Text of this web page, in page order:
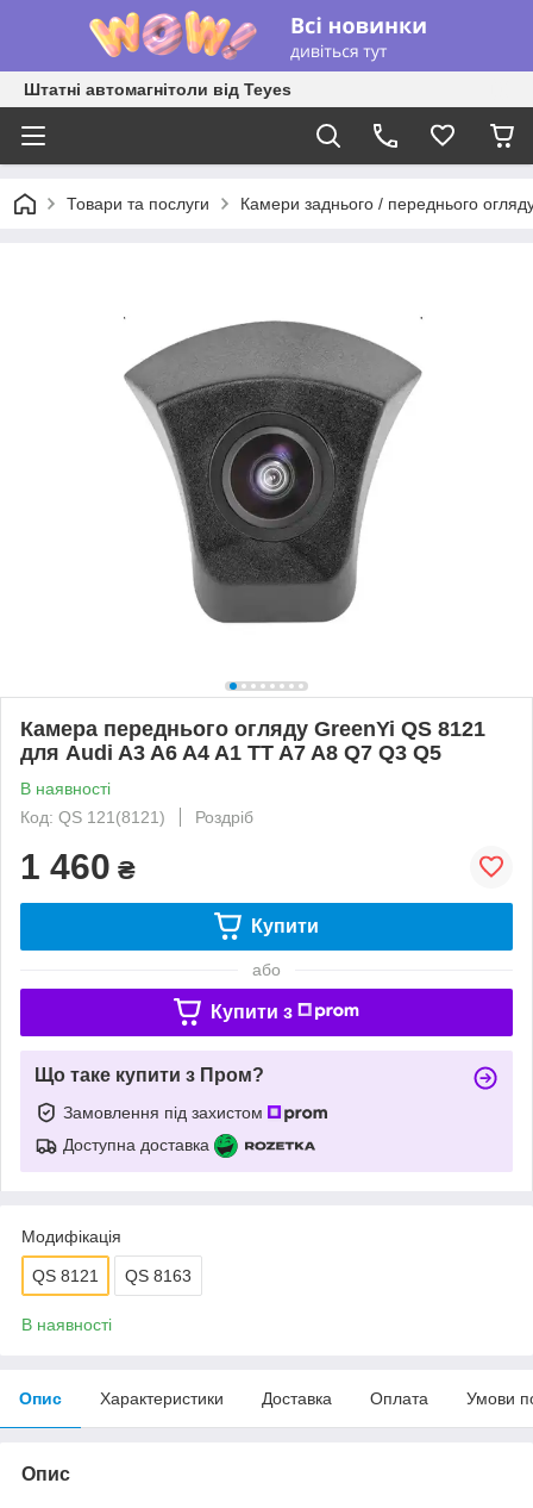
Штатні автомагнітоли від Teyes
Товари та послуги Камери заднього / переднього
Камера переднього огляду GreenYi QS 8121
для Audi A3 A6 A4 A1 TT A7 A8 Q7 Q3 Q5
В наявності
Код: QS 121(8121)
Роздріб
1 460 ₴
Купити
або
Купити з
Що таке купити з Пром?
Замовлення під захистом
Доступна доставка
Модифікація
QS 8121 QS 8163
В наявності
Опис Характеристики Доставка Оплата Умови
Опис